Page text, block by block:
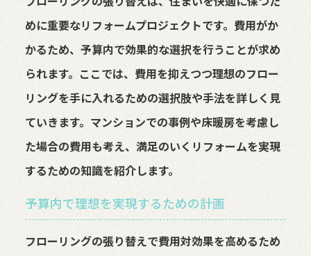
めに重要なリフォームプロジェクトです。費用がか
かるため、予算内で効果的な選択を行うことが求め
られます。ここでは、費用を抑えつつ理想のフロー
リングを手に入れるための選択肢や手法を詳しく見
ていきます。マンションでの事例や床暖房を考慮し
た場合の費用も考え、満足のいくリフォームを実現
するための知識を紹介します。
予算内で理想を実現するための計画
フローリングの張り替えで費用対効果を高めるため